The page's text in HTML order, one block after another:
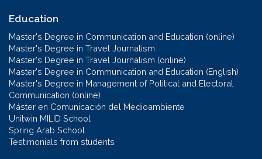
Education
Master's Degree in Communication and Education (online)
Master's Degree in Travel Journalism
Master's Degree in Travel Journalism (online)
Master's Degree in Communication and Education (English)
Master's Degree in Management of Political and Electoral
Communication (online)
Máster en Comunicación del Medioambiente
Unitwin MILID School
Spring Arab School
Testimonials from students